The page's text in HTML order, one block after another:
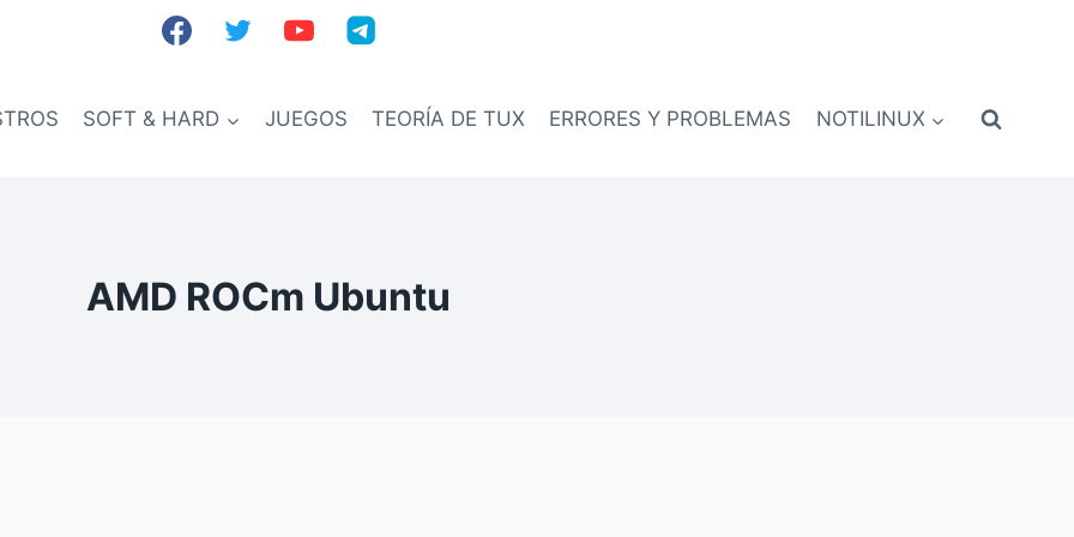
SOFT & HARD JUEGOS TEORÍA DE TUX ERRORES Y PROBLEMAS NOTILINUX
AMD ROCm Ubuntu